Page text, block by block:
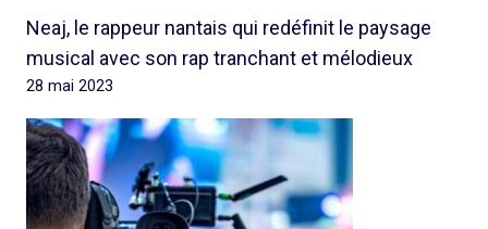
Neaj, le rappeur nantais qui redéfinit le paysage
musical avec son rap tranchant et mélodieux
28 mai 2023